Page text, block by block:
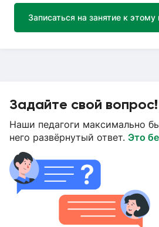
Записаться на занятие к этому
Задайте свой вопрос!
Наши педагоги максимально
него развёрнутый ответ. Это